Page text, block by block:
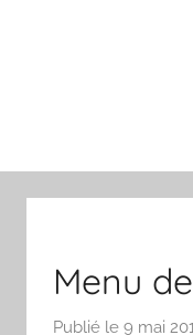
Menu
Publié le 9 mai